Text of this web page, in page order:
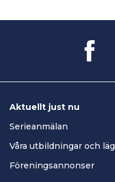
Aktuellt just nu
Serieanmälan
Våra utbildningar och
Föreningsannonser